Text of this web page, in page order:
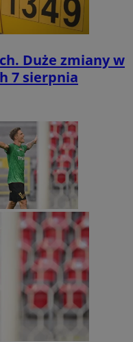
Duże zmiany w
7 sierpnia